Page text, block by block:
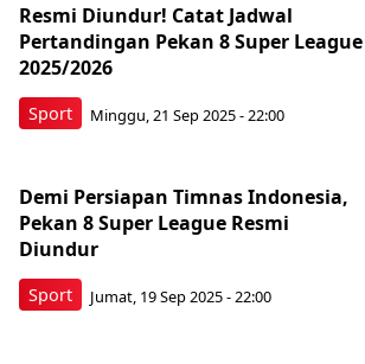
Sport
Resmi Diundur! Catat Jadwal
Pertandingan Pekan 8 Super League
2025/2026
Minggu, 21 Sep 2025 - 22:00
Sport
Demi Persiapan Timnas Indonesia,
Pekan 8 Super League Resmi
Diundur
Jumat, 19 Sep 2025 - 22:00